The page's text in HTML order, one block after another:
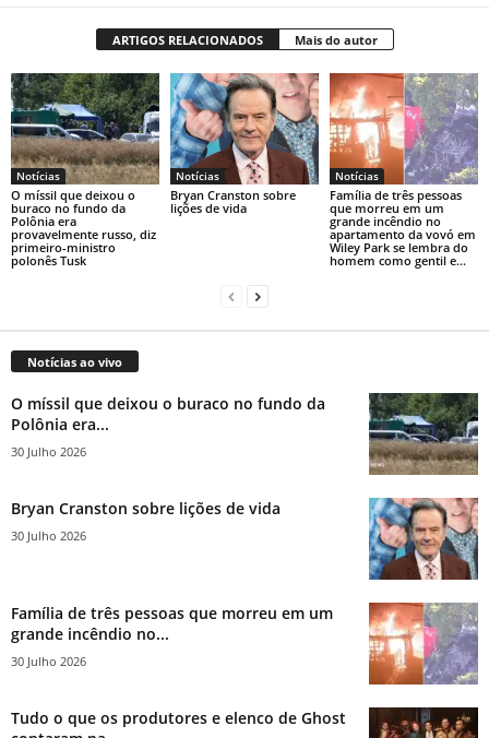
ARTIGOS RELACIONADOS Mais do autor
Notícias
O míssil que deixou o
buraco no fundo da
Polônia era
provavelmente russo, diz
primeiro-ministro
polonês Tusk
Notícias
Bryan Cranston sobre
lições de vida
Notícias
Família de três pessoas
que morreu em um
grande incêndio no
apartamento da vovó em
Wiley Park se lembra do
homem como gentil e...
Notícias ao vivo
O míssil que deixou o buraco no fundo da
Polônia era...
30 Julho 2026
Bryan Cranston sobre lições de vida
30 Julho 2026
Família de três pessoas que morreu em um
grande incêndio no...
30 Julho 2026
Tudo o que os produtores e elenco de Ghost